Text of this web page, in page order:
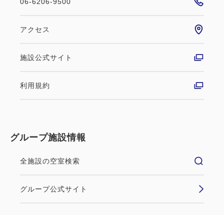
アクセス
施設公式サイト
利用規約
グループ施設情報
全施設の空室検索
グループ公式サイト